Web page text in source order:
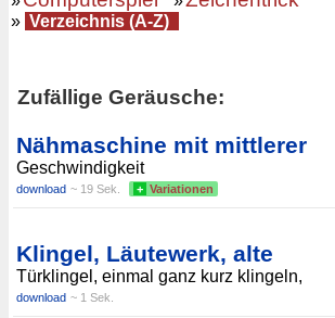
» Verzeichnis (A-Z)
Zufällige Geräusche:
Nähmaschine mit mittlerer
Geschwindigkeit
download ~ 19 Sek. + Variationen
Klingel, Läutewerk, alte
Türklingel, einmal ganz kurz klingeln,
download ~ 1 Sek.